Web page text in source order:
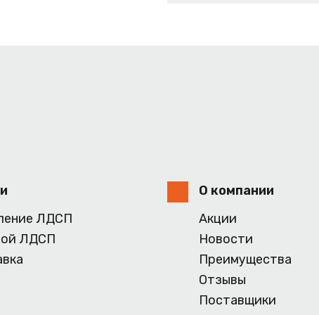
ЛДСП
ЛДСП
О компании
Акции
Новости
Преимущества
Отзывы
Поставщики